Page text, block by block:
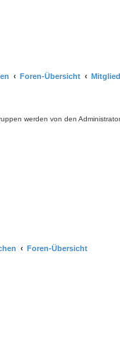
Foren-Übersicht
werden von den
Foren-Übersicht